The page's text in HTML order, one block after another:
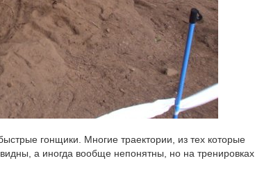
гонщики. Многие траектории, из тех которые
а иногда вообще непонятны, но на тренировках